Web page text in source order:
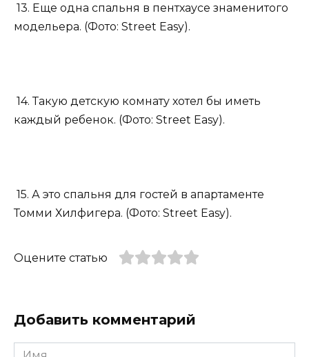
13. Еще одна спальня в пентхаусе знаменитого
модельера. (Фото: Street Easy).
14. Такую детскую комнату хотел бы иметь
каждый ребенок. (Фото: Street Easy).
15. А это спальня для гостей в апартаменте
Томми Хилфигера. (Фото: Street Easy).
Оцените статью
Добавить комментарий
Имя